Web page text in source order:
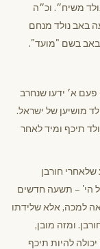
משיח״. וכ״ה
באב נולד מנחם
באב בשם "מועד".
א׳ ידעו שנחרב
מושיען של ישראל.
תיכף ומיד לאחר
חורבן
הי' – תשעה חדשים
למכה, אלא שלידתו
ומזה מובן,
להיות תיכף